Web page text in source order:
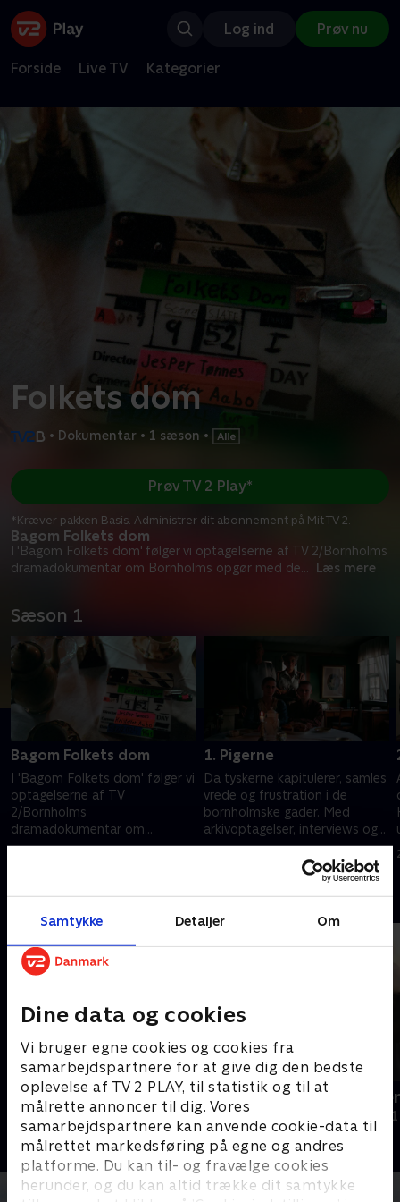
Samtykke Detaljer Om
Dine data og cookies
Vi bruger egne cookies og cookies fra
samarbejdspartnere for at give dig den bedste
oplevelse af TV 2 PLAY, til statistik og til at
målrette annoncer til dig. Vores
samarbejdspartnere kan anvende cookie-data til
målrettet markedsføring på egne og andres
platforme. Du kan til- og fravælge cookies
herunder, og du kan altid trække dit samtykke
Log ind Prøv nu
Forside Live TV Kategorier
Folkets dom
• Dokumentar • 1 sæson •
Bagom Folkets dom
I 'Bagom Folkets dom' følger vi optagelserne af TV 2/Bornholms
dramadokumentar om Bornholms opgør med de... Læs mere
Prøv TV 2 Play*
*Kræver pakken Basis. Administrer dit abonnement på Mit TV 2.
Sæson 1
Bagom Folkets dom
I 'Bagom Folkets dom' følger vi
optagelserne af TV
2/Bornholms
dramadokumentar om
Bornholms opgør med de
1. Pigerne
Da tyskerne kapitulerer, samles
vrede og frustration i de
bornholmske gader. Med
arkivoptagelser, interviews og
dramatiseringer genskaber vi
de dramatiske dage.
Andre så også
Håbløst arbejde
Dokumentar • 1 sæsoner
Din
Dokumentar •